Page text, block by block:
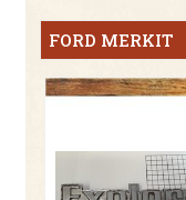
FORD MERKIT